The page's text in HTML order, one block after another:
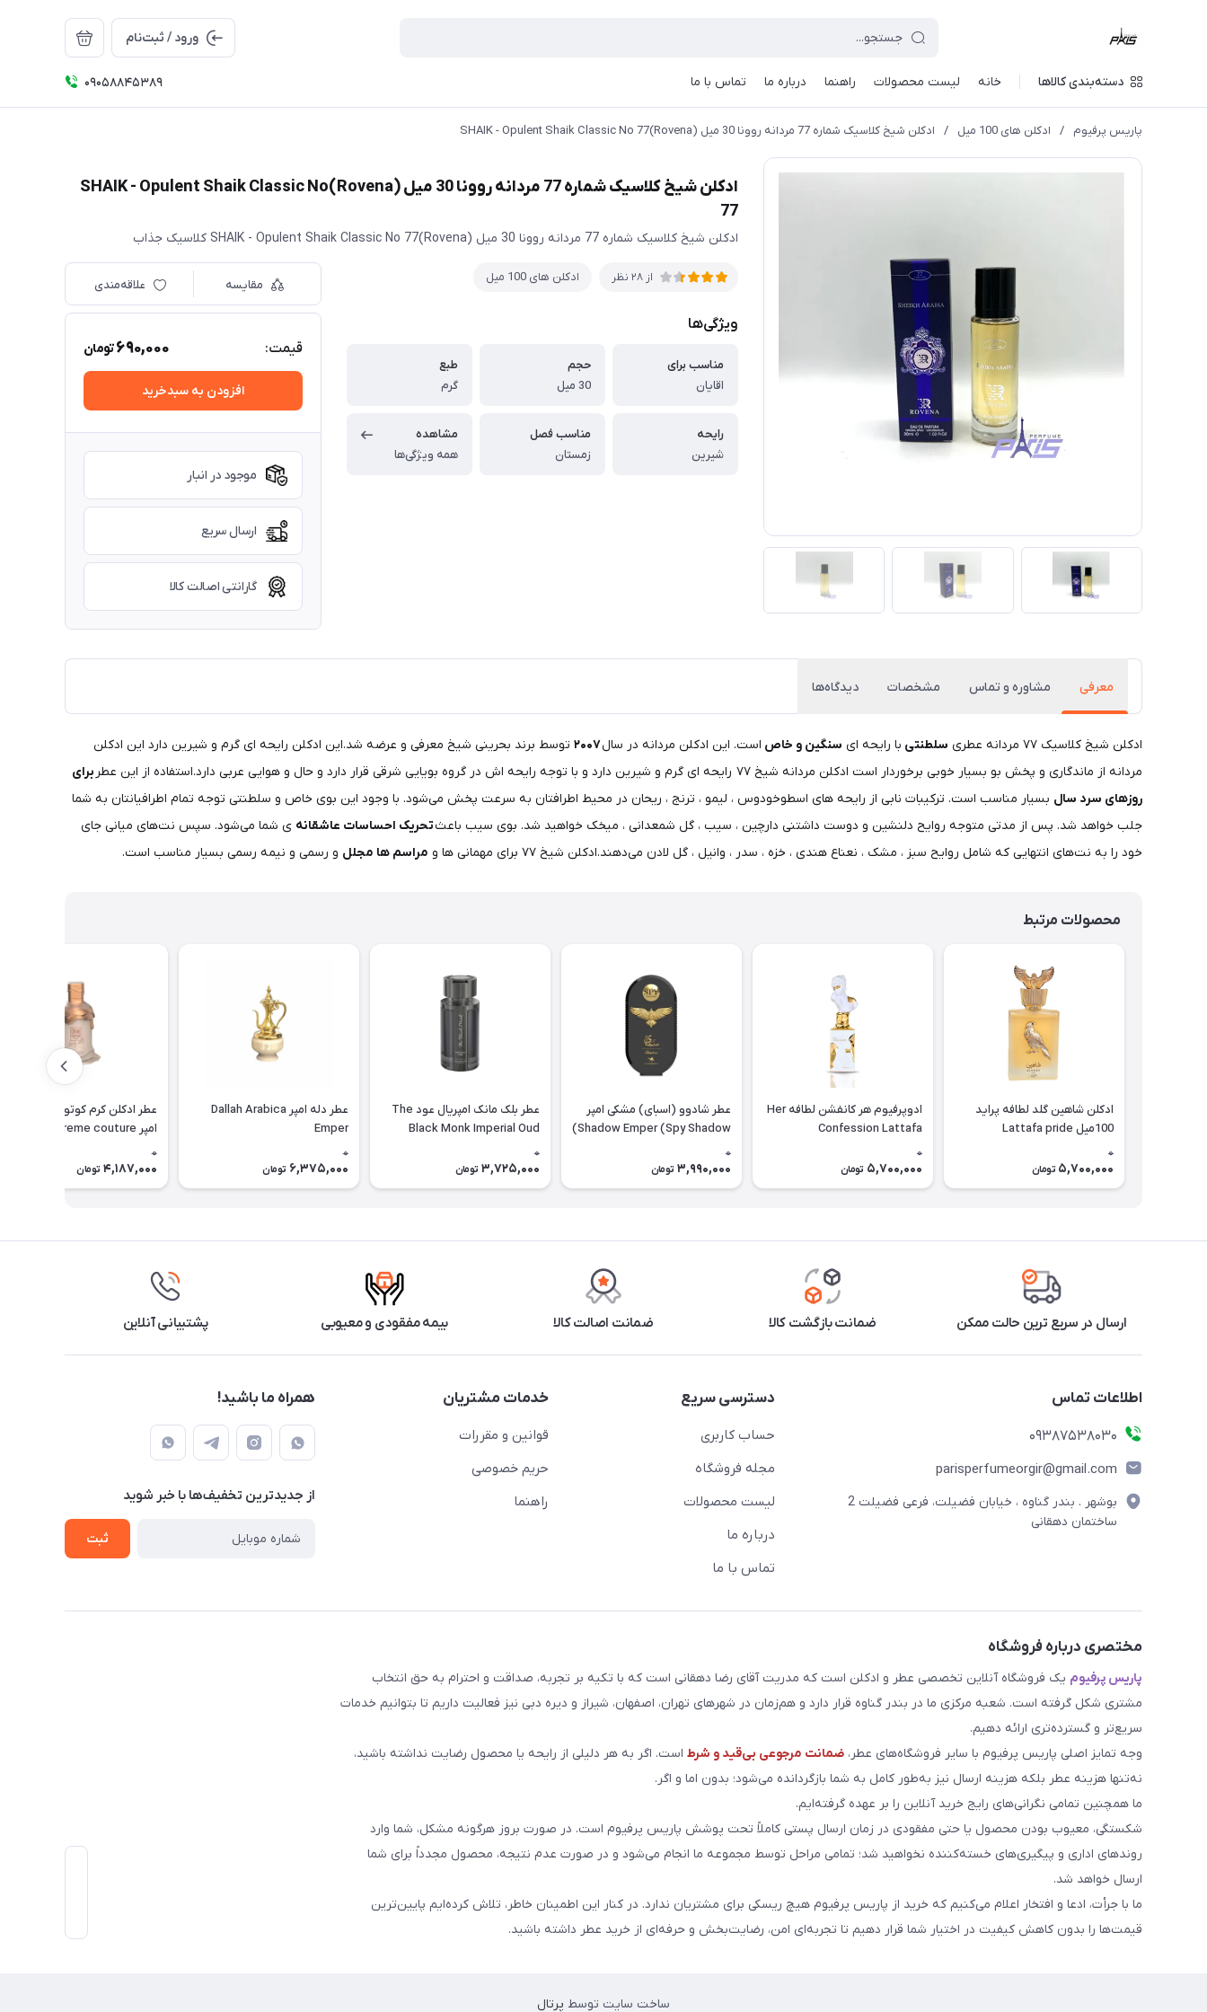
ورود / ثبت‌نام
دسته‌بندی کالاها خانه لیست محصولات راهنما درباره ما تماس با ما 09058845389
پاریس پرفیوم / ادکلن های 100 میل / ادکلن شیخ کلاسیک شماره 77 مردانه روونا 30 میل (Rovena)SHAIK - Opulent Shaik Classic No 77
ادکلن شیخ کلاسیک شماره 77 مردانه روونا 30 میل (Rovena)SHAIK - Opulent Shaik Classic No
77
ادکلن شیخ کلاسیک شماره 77 مردانه روونا 30 میل (Rovena)SHAIK - Opulent Shaik Classic No 77 کلاسیک جذاب
از 28 نظر ادکلن های 100 میل
ویژگی‌ها
مناسب برای
اقایان
حجم
30 میل
طبع
گرم
رایحه
شیرین
مناسب فصل
زمستان
مشاهده
همه ویژگی‌ها
مقایسه علاقه‌مندی
قیمت: 690,000تومان
افزودن به سبدخرید
موجود در انبار
ارسال سریع
گارانتی اصالت کالا
معرفی مشاوره و تماس مشخصات دیدگاه‌ها
ادکلن شیخ کلاسیک ۷۷ مردانه عطری سلطنتی با رایحه ای سنگین و خاص است. این ادکلن مردانه در سال
توسط برند بحرینی شیخ معرفی و عرضه شد.این ادکلن رایحه ای گرم و شیرین دارد این ادکلن
مردانه از ماندگاری و پخش بو بسیار خوبی برخوردار است ادکلن مردانه شیخ ۷۷ رایحه ای گرم و شیرین دارد و با توجه رایحه اش در گروه بویایی شرقی قرار دارد و حال و هوایی عربی دارد.استفاده از این عطر
برای
روزهای سرد سال بسیار مناسب است. ترکیبات نابی از رایحه‌ های اسطوخودوس ، لیمو ، ترنج ، ریحان در محیط اطرافتان به‌ سرعت پخش می‌شود. با وجود این بوی خاص و سلطنتی توجه تمام اطرافیانتان به شما
جلب خواهد شد. پس از مدتی متوجه روایح دلنشین و دوست داشتنی دارچین ، سیب ، گل شمعدانی ، میخک خواهید شد. بوی سیب باعثتحریک احساسات عاشقانه‌ ی شما می‌شود. سپس نت‌های میانی جای
خود را به نت‌های انتهایی که شامل روایح سبز ، مشک ، نعناع هندی ، خزه ، سدر ، وانیل ، گل لادن می‌دهند.ادکلن شیخ ۷۷ برای مهمانی ها و
مراسم ها مجلل و رسمی و نیمه رسمی بسیار مناسب است.
محصولات مرتبط
ادکلن شاهین گلد لطافه پراید
100میل Lattafa pride
0
5,700,000 تومان
ادوپرفیوم هر کانفشن لطافه Her
Confession Lattafa
0
5,700,000 تومان
عطر شادوو (اسبای) مشکی امپر
Shadow Emper (Spy Shadow)
0
3,990,000 تومان
عطر بلک مانک امپریال عود The
Black Monk Imperial Oud
0
3,725,000 تومان
عطر دله امپر Dallah Arabica
Emper
0
6,375,000 تومان
عطر ادکلن کرم کوتور لاولی لاته
امپر emper creme couture
0
4,187,000 تومان
ارسال در سریع ترین حالت ممکن ضمانت بازگشت کالا ضمانت اصالت کالا بیمه مفقودی و معیوبی پشتیبانی آنلاین
اطلاعات تماس
09387538030
parisperfumeorgir@gmail.com
بوشهر . بندر گناوه ، خیابان فضیلت، فرعی فضیلت 2
ساختمان دهقانی
دسترسی سریع
حساب کاربری
مجله فروشگاه
لیست محصولات
درباره ما
تماس با ما
خدمات مشتریان
قوانین و مقررات
حریم خصوصی
راهنما
همراه ما باشید!
از جدید‌ترین تخفیف‌ها با‌ خبر شوید
ثبت
مختصری درباره فروشگاه
پاریس پرفیوم یک فروشگاه آنلاین تخصصی عطر و ادکلن است که مدریت آقای رضا دهقانی است که با تکیه بر تجربه، صداقت و احترام به حق انتخاب
مشتری شکل گرفته است. شعبه مرکزی ما در بندر گناوه قرار دارد و هم‌زمان در شهرهای تهران، اصفهان، شیراز و دیره دبی نیز فعالیت داریم تا بتوانیم خدمات
سریع‌تر و گسترده‌تری ارائه دهیم.
وجه تمایز اصلی پاریس پرفیوم با سایر فروشگاه‌های عطر، ضمانت مرجوعی بی‌قید و شرط است. اگر به هر دلیلی از رایحه یا محصول رضایت نداشته باشید،
نه‌تنها هزینه عطر بلکه هزینه ارسال نیز به‌طور کامل به شما بازگردانده می‌شود؛ بدون اما و اگر.
ما همچنین تمامی نگرانی‌های رایج خرید آنلاین را بر عهده گرفته‌ایم.
شکستگی، معیوب بودن محصول یا حتی مفقودی در زمان ارسال پستی کاملاً تحت پوشش پاریس پرفیوم است. در صورت بروز هرگونه مشکل، شما وارد
روندهای اداری و پیگیری‌های خسته‌کننده نخواهید شد؛ تمامی مراحل توسط مجموعه ما انجام می‌شود و در صورت عدم نتیجه، محصول مجدداً برای شما
ارسال خواهد شد.
ما با جرأت، ادعا و افتخار اعلام می‌کنیم که خرید از پاریس پرفیوم هیچ ریسکی برای مشتریان ندارد. در کنار این اطمینان خاطر، تلاش کرده‌ایم پایین‌ترین
قیمت‌ها را بدون کاهش کیفیت در اختیار شما قرار دهیم تا تجربه‌ای امن، رضایت‌بخش و حرفه‌ای از خرید عطر داشته باشید.
ساخت سایت توسط پرتال